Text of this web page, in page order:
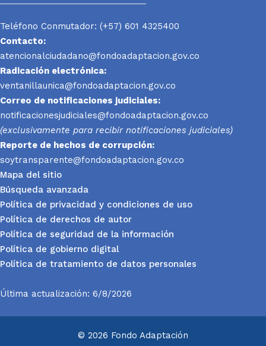
Teléfono Conmutador: (+57) 601 4325400
Contacto:
atencionalciudadano@fondoadaptacion.gov.co
Radicación electrónica:
ventanillaunica@fondoadaptacion.gov.co
Correo de notificaciones judiciales:
notificacionesjudiciales@fondoadaptacion.gov.co
(exclusivamente para recibir notificaciones judiciales)
Reporte de hechos de corrupción:
soytransparente@fondoadaptacion.gov.co
Mapa del sitio
Búsqueda avanzada
Política de privacidad y condiciones de uso
Política de derechos de autor
Política de seguridad de la información
Política de gobierno digital
Política de tratamiento de datos personales
Última actualización: 6/8/2026
© 2026 Fondo Adaptación